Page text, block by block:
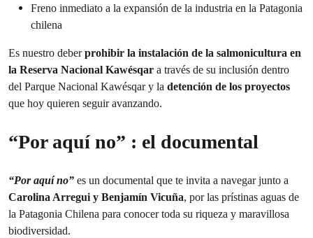
Freno inmediato a la expansión de la industria en la Patagonia
chilena
Es nuestro deberprohibir la instalación de la salmonicultura en
la Reserva Nacional Kawésqar a través de su inclusión dentro
del Parque Nacional Kawésqar y la detención de los proyectos
que hoy quieren seguir avanzando.
“Por aquí no” : el documental
“Por aquí no” es un documental que te invita a navegar junto a
Carolina Arregui y Benjamín Vicuña, por las prístinas aguas de
la Patagonia Chilena para conocer toda su riqueza y maravillosa
biodiversidad.